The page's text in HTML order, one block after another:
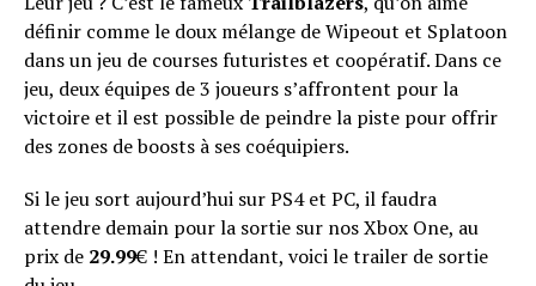
définir comme le doux mélange de Wipeout et Splatoon
dans un jeu de courses futuristes et coopératif. Dans ce
jeu, deux équipes de 3 joueurs s’affrontent pour la
victoire et il est possible de peindre la piste pour offrir
des zones de boosts à ses coéquipiers.
Si le jeu sort aujourd’hui sur PS4 et PC, il faudra
attendre demain pour la sortie sur nos Xbox One, au
prix de 29.99€ ! En attendant, voici le trailer de sortie